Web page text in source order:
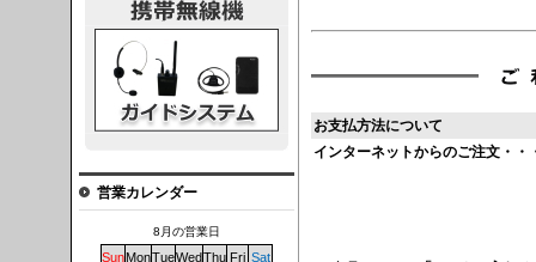
お支払方法について
インターネットからのご注文・・
営業カレンダー
8月の営業日
SunMonTueWedThu Fri Sat